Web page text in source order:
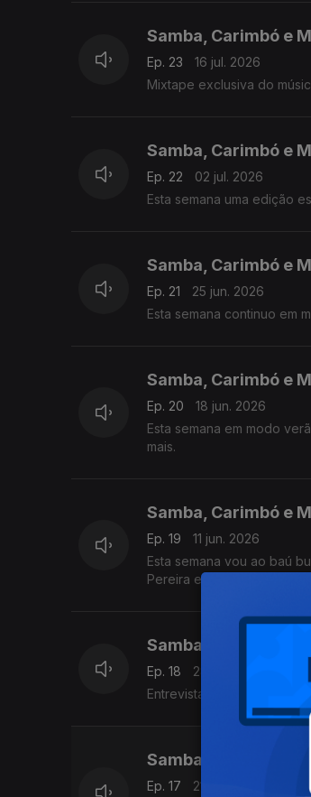
Samba, Carimbó e
Ep. 23
16 jul. 2026
Mixtape exclusiva do
Samba, Carimbó e
Ep. 22
02 jul. 2026
Esta semana uma edição
Samba, Carimbó e
Ep. 21
25 jun. 2026
Esta semana continuo em
Samba, Carimbó e
Ep. 20
18 jun. 2026
Esta semana em modo
mais.
Samba, Carimbó e
Ep. 19
11 jun. 2026
Esta semana vou ao baú
Pereira e Hamilton de
Samba, Carimbó e
Ep. 18
28 mai. 2026
Entrevista com a banda
Samba, Carimbó e
Ep. 17
21 mai. 2026